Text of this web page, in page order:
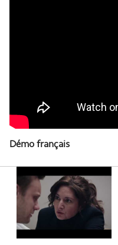
Démo français